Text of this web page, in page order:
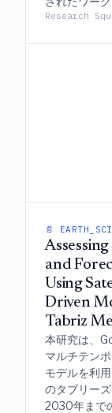
Research
📄
and
Using
Driven
Tabriz
本研究は、
マルチテン
モデルを利
のタブリー
2030年まで